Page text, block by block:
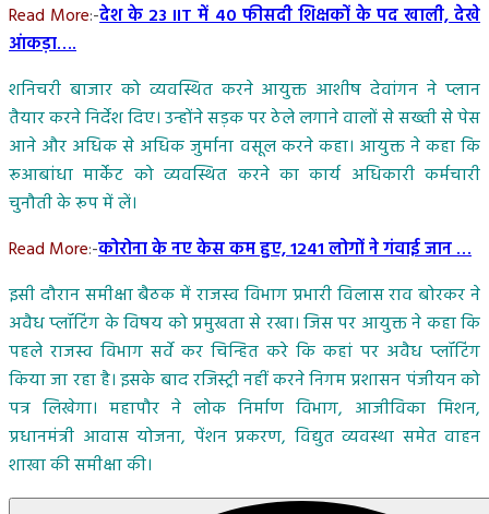
Read More:-देश के 23 IIT में 40 फीसदी शिक्षकों के पद खाली, देखे
आंकड़ा….
शनिचरी बाजार को व्यवस्थित करने आयुक्त आशीष देवांगन ने प्लान
तैयार करने निर्देश दिए। उन्होंने सड़क पर ठेले लगाने वालों से सख्ती से पेस
आने और अधिक से अधिक जुर्माना वसूल करने कहा। आयुक्त ने कहा कि
रूआबांधा मार्केट को व्यवस्थित करने का कार्य अधिकारी कर्मचारी
चुनौती के रूप में लें।
Read More:-कोरोना के नए केस कम हुए, 1241 लोगों ने गंवाई जान …
इसी दौरान समीक्षा बैठक में राजस्व विभाग प्रभारी विलास राव बोरकर ने
अवैध प्लॉटिंग के विषय को प्रमुखता से रखा। जिस पर आयुक्त ने कहा कि
पहले राजस्व विभाग सर्वे कर चिन्हित करे कि कहां पर अवैध प्लॉटिंग
किया जा रहा है। इसके बाद रजिस्ट्री नहीं करने निगम प्रशासन पंजीयन को
पत्र लिखेगा। महापौर ने लोक निर्माण विभाग, आजीविका मिशन,
प्रधानमंत्री आवास योजना, पेंशन प्रकरण, विद्युत व्यवस्था समेत वाहन
शाखा की समीक्षा की।